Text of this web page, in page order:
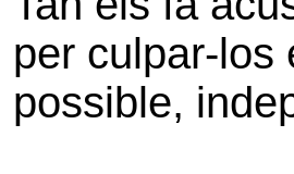
per culpar-los
possible,